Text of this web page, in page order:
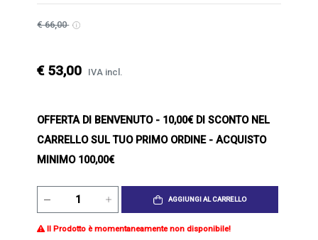
€ 66,00
€ 53,00 IVA incl.
OFFERTA DI BENVENUTO- 10,00€ DI SCONTO NEL
CARRELLO SUL TUO PRIMO ORDINE - ACQUISTO
MINIMO 100,00€
AGGIUNGI AL CARRELLO
Il Prodotto è momentaneamente non disponibile!